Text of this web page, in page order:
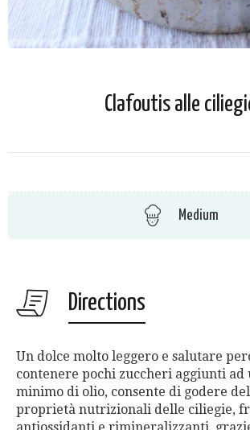
Clafoutis alle
Medium
Directions
Un dolce molto leggero e salutare
contenere pochi zuccheri aggiunti
minimo di olio, consente di godere
proprietà nutrizionali delle ciliegie,